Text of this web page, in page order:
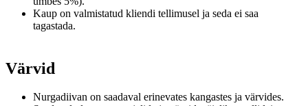
Kaup on valmistatud kliendi tellimusel ja seda ei saa
tagastada.
Värvid
Nurgadiivan on saadaval erinevates kangastes ja värvides.